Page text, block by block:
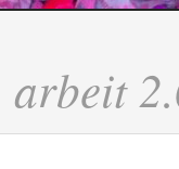
arbeit